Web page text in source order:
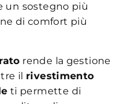
un sostegno più
di comfort più
rende la gestione
il rivestimento
ti permette di